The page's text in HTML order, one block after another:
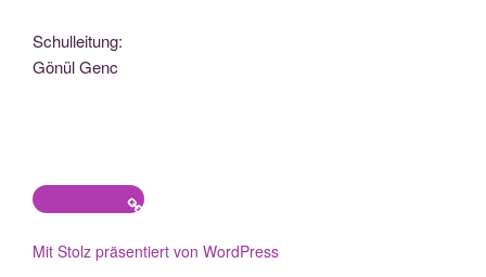
Schul­lei­tung:
Gönül Genc
Datenschutz
Mit Stolz präsentiert von WordPress